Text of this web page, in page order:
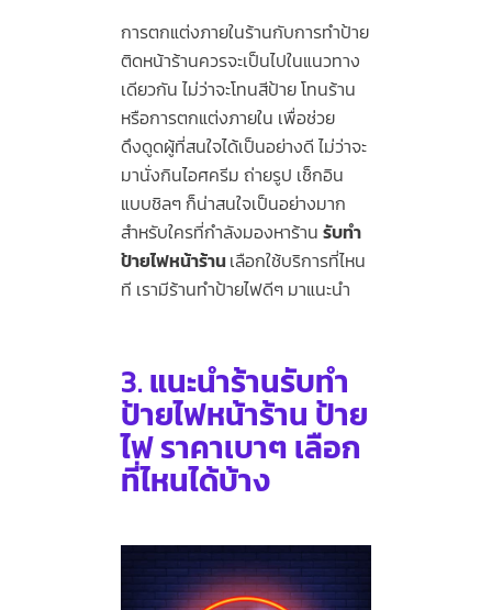
การตกแต่งภายในร้านกับการทำป้าย
ติดหน้าร้านควรจะเป็นไปในแนวทาง
เดียวกัน ไม่ว่าจะโทนสีป้าย โทนร้าน
หรือการตกแต่งภายใน เพื่อช่วย
ดึงดูดผู้ที่สนใจได้เป็นอย่างดี ไม่ว่าจะ
มานั่งกินไอศครีม ถ่ายรูป เช็กอิน
แบบชิลๆ ก็น่าสนใจเป็นอย่างมาก
สำหรับใครที่กำลังมองหาร้าน รับทำ
ป้ายไฟหน้าร้านเลือกใช้บริการที่ไหน
ที เรามีร้านทำป้ายไฟดีๆ มาแนะนำ
3.แนะนำร้านรับทำ
ป้ายไฟหน้าร้าน ป้าย
ไฟ ราคาเบาๆ เลือก
ที่ไหนได้บ้าง